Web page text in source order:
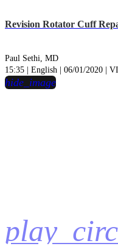
Revision Rotator Cuff
Paul Sethi, MD
15:35 | English | 06/01/2020 |
hide_image